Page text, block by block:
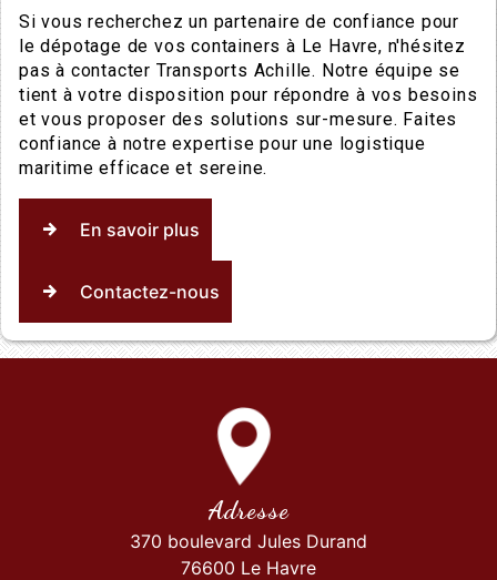
Si vous recherchez un partenaire de confiance pour
le dépotage de vos containers à Le Havre, n'hésitez
pas à contacter Transports Achille. Notre équipe se
tient à votre disposition pour répondre à vos besoins
et vous proposer des solutions sur-mesure. Faites
confiance à notre expertise pour une logistique
maritime efficace et sereine.
En savoir plus
Contactez-nous
Adresse
370 boulevard Jules Durand
76600 Le Havre